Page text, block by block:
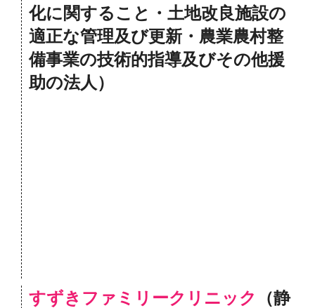
化に関すること・土地改良施設の
適正な管理及び更新・農業農村整
備事業の技術的指導及びその他援
助の法人）
すずきファミリークリニック
（静